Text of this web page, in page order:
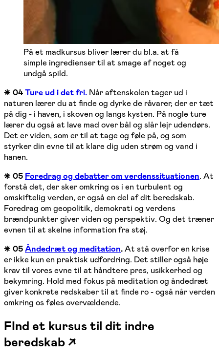
På et madkursus bliver lærer du bl.a. at få
simple ingredienser til at smage af noget og
undgå spild.
⁕ 04Ture ud i det fri. Når aftenskolen tager ud i
naturen lærer du at finde og dyrke de råvarer, der er tæt
på dig - i haven, i skoven og langs kysten. På nogle ture
lærer du også at lave mad over bål og slår lejr udendørs.
Det er viden, som er til at tage og føle på, og som
styrker din evne til at klare dig uden strøm og vand i
hanen.
⁕ 05 Foredrag og debatter om verdenssituationen. At
forstå det, der sker omkring os i en turbulent og
omskiftelig verden, er også en del af dit beredskab.
Foredrag om geopolitik, demokrati og verdens
brændpunkter giver viden og perspektiv. Og det træner
evnen til at skelne information fra støj.
⁕ 05Åndedræt og meditation.At stå overfor en krise
er ikke kun en praktisk udfordring. Det stiller også høje
krav til vores evne til at håndtere pres, usikkerhed og
bekymring. Hold med fokus på meditation og åndedræt
giver konkrete redskaber til at finde ro - også når verden
omkring os føles overvældende.
FInd et kursus til dit indre
beredskab ↗